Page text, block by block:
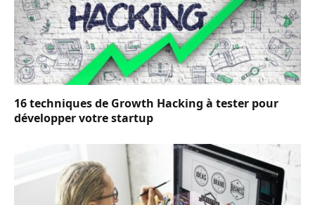
16 techniques de Growth Hacking à tester pour
développer votre startup